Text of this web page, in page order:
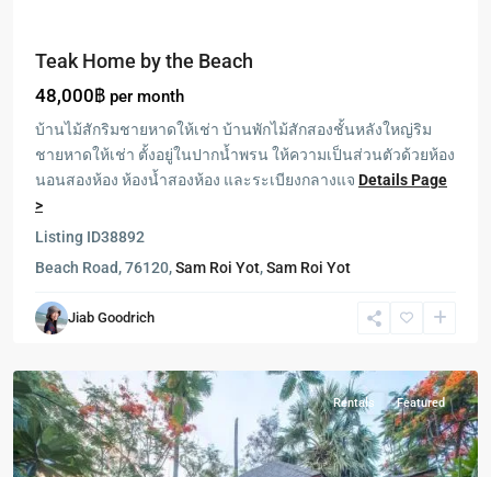
Teak Home by the Beach
48,000฿ per month
บ้านไม้สักริมชายหาดให้เช่า บ้านพักไม้สักสองชั้นหลังใหญ่ริม
ชายหาดให้เช่า ตั้งอยู่ในปากน้ำพรน ให้ความเป็นส่วนตัวด้วยห้อง
นอนสองห้อง ห้องน้ำสองห้อง และระเบียงกลางแจ Details Page
>
Listing ID38892
Beach Road, 76120,Sam Roi Yot,Sam Roi Yot
Jiab Goodrich
Sam
Roi
Rentals Featured